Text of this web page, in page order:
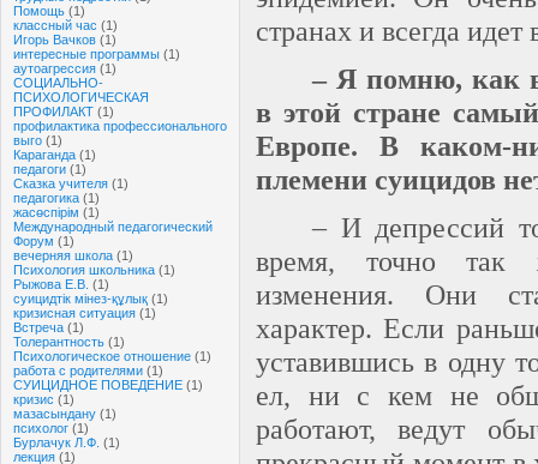
Помощь (1)
классный час (1)
Игорь Вачков (1)
интересные программы (1)
аутоагрессия (1)
СОЦИАЛЬНО-
ПСИХОЛОГИЧЕСКАЯ
ПРОФИЛАКТ (1)
профилактика профессионального
выго (1)
Караганда (1)
педагоги (1)
Сказка учителя (1)
педагогика (1)
жасөспірім (1)
Международный педагогический
Форум (1)
вечерняя школа (1)
Психология школьника (1)
Рыжова Е.В. (1)
суицидтік мінез-құлық (1)
кризисная ситуация (1)
Встреча (1)
Толерантность (1)
Психологическое отношение (1)
работа с родителями (1)
СУИЦИДНОЕ ПОВЕДЕНИЕ (1)
кризис (1)
мазасындану (1)
психолог (1)
Бурлачук Л.Ф. (1)
лекция (1)
странах и всегда
– Я помню, как
в этой стране
Европе. В каком-
племени суицидов
– И депрессий
время, точно так
изменения. Они
характер. Если
уставившись в одну
ел, ни с кем не
работают, ведут